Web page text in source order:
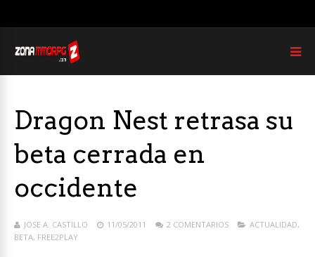
Dragon Nest retrasa su
beta cerrada en
occidente
JOSE A. CASTILLO 11/05/2011 2 COMENTARIOS ACTUALIDAD,
BETA, FREE2PLAY